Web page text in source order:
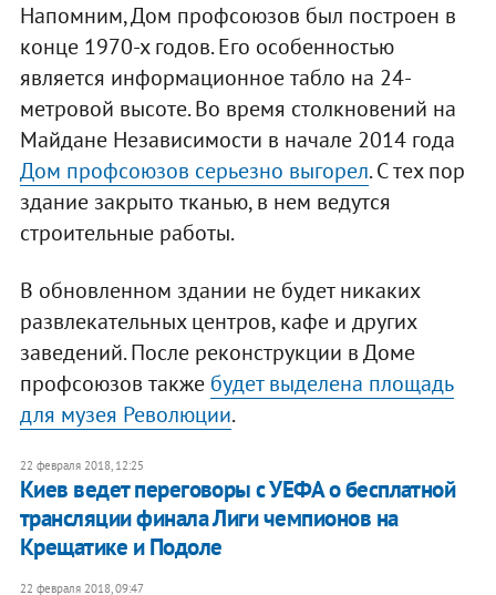
Напомним, Дом профсоюзов был построен в
конце 1970-х годов. Его особенностью
является информационное табло на 24-
метровой высоте. Во время столкновений на
Майдане Независимости в начале 2014 года
Дом профсоюзов серьезно выгорел. С тех пор
здание закрыто тканью, в нем ведутся
строительные работы.
В обновленном здании не будет никаких
развлекательных центров, кафе и других
заведений. После реконструкции в Доме
профсоюзов также будет выделена площадь
для музея Революции.
22 февраля 2018, 12:25
Киев ведет переговоры с УЕФА о бесплатной
трансляции финала Лиги чемпионов на
Крещатике и Подоле
22 февраля 2018, 09:47